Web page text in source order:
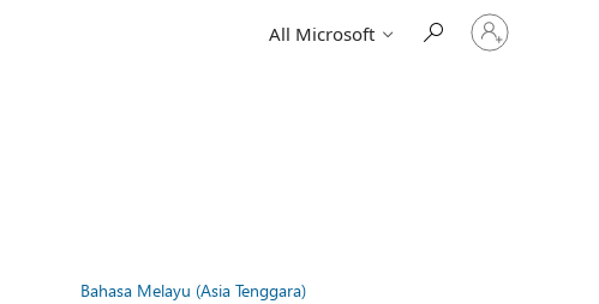
All Microsoft
Sign
in
Bahasa Melayu (Asia Tenggara)